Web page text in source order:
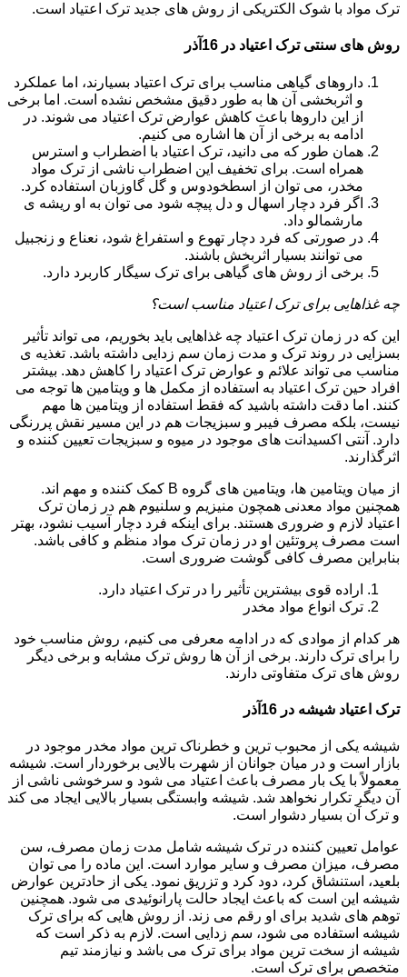
ترک مواد با شوک الکتریکی از روش های جدید ترک اعتیاد است.
روش های سنتی ترک اعتیاد در 16آذر
داروهای گیاهی مناسب برای ترک اعتیاد بسیارند، اما عملکرد
و اثربخشی آن ها به طور دقیق مشخص نشده است. اما برخی
از این داروها باعث کاهش عوارض ترک اعتیاد می شوند. در
ادامه به برخی از آن ها اشاره می کنیم.
همان طور که می دانید، ترک اعتیاد با اضطراب و استرس
همراه است. برای تخفیف این اضطراب ناشی از ترک مواد
مخدر، می توان از اسطخودوس و گل گاوزبان استفاده کرد.
اگر فرد دچار اسهال و دل پیچه شود می توان به او ریشه ی
مارشمالو داد.
در صورتی که فرد دچار تهوع و استفراغ شود، نعناع و زنجبیل
می توانند بسیار اثربخش باشند.
برخی از روش های گیاهی برای ترک سیگار کاربرد دارد.
چه غذاهایی برای ترک اعتیاد مناسب است؟
این که در زمان ترک اعتیاد چه غذاهایی باید بخوریم، می تواند تأثیر
بسزایی در روند ترک و مدت زمان سم زدایی داشته باشد. تغذیه ی
مناسب می تواند علائم و عوارض ترک اعتیاد را کاهش دهد. بیشتر
افراد حین ترک اعتیاد به استفاده از مکمل ها و ویتامین ها توجه می
کنند. اما دقت داشته باشید که فقط استفاده از ویتامین ها مهم
نیست، بلکه مصرف فیبر و سبزیجات هم در این مسیر نقش پررنگی
دارد. آنتی اکسیدانت های موجود در میوه و سبزیجات تعیین کننده و
اثرگذارند.
از میان ویتامین ها، ویتامین های گروه B کمک کننده و مهم اند.
همچنین مواد معدنی همچون منیزیم و سلنیوم هم در زمان ترک
اعتیاد لازم و ضروری هستند. برای اینکه فرد دچار آسیب نشود، بهتر
است مصرف پروتئین او در زمان ترک مواد منظم و کافی باشد.
بنابراین مصرف کافی گوشت ضروری است.
اراده قوی بیشترین تأثیر را در ترک اعتیاد دارد.
ترک انواع مواد مخدر
هر کدام از موادی که در ادامه معرفی می کنیم، روش مناسب خود
را برای ترک دارند. برخی از آن ها روش ترک مشابه و برخی دیگر
روش های ترک متفاوتی دارند.
ترک اعتیاد شیشه در 16آذر
شیشه یکی از محبوب ترین و خطرناک ترین مواد مخدر موجود در
بازار است و در میان جوانان از شهرت بالایی برخوردار است. شیشه
معمولاً با یک بار مصرف باعث اعتیاد می شود و سرخوشی ناشی از
آن دیگر تکرار نخواهد شد. شیشه وابستگی بسیار بالایی ایجاد می کند
و ترک آن بسیار دشوار است.
عوامل تعیین کننده در ترک شیشه شامل مدت زمان مصرف، سن
مصرف، میزان مصرف و سایر موارد است. این ماده را می توان
بلعید، استنشاق کرد، دود کرد و تزریق نمود. یکی از حادترین عوارض
شیشه این است که باعث ایجاد حالت پارانوئیدی می شود. همچنین
توهم های شدید برای او رقم می زند. از روش هایی که برای ترک
شیشه استفاده می شود، سم زدایی است. لازم به ذکر است که
شیشه از سخت ترین مواد برای ترک می باشد و نیازمند تیم
متخصص برای ترک است.